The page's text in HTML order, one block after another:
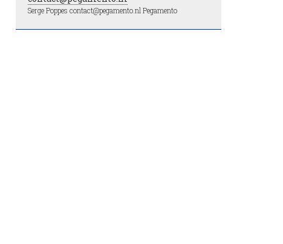
Serge Poppes contact@pegamento.nl Pegamento